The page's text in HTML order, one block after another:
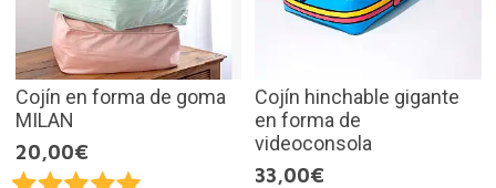
Cojín en forma de goma
MILAN
20,00€
Cojín hinchable gigante
en forma de
videoconsola
33,00€